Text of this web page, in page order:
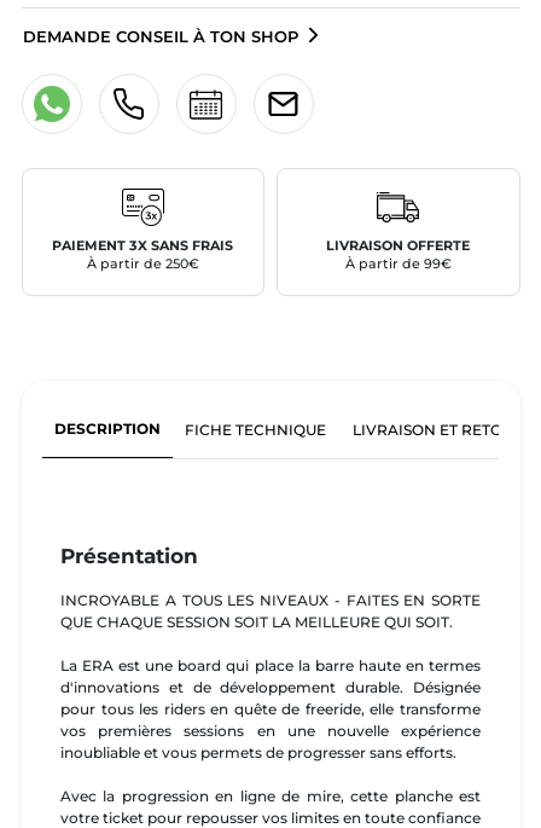
DEMANDE CONSEIL À TON SHOP
PAIEMENT 3X SANS FRAIS
À partir de 250€
LIVRAISON OFFERTE
À partir de 99€
DESCRIPTION FICHE TECHNIQUE LIVRAISON ET RETOURS
Présentation
INCROYABLE A TOUS LES NIVEAUX - FAITES EN SORTE
QUE CHAQUE SESSION SOIT LA MEILLEURE QUI SOIT.
La ERA est une board qui place la barre haute en termes
d'innovations et de développement durable. Désignée
pour tous les riders en quête de freeride, elle transforme
vos premières sessions en une nouvelle expérience
inoubliable et vous permets de progresser sans efforts.
Avec la progression en ligne de mire, cette planche est
votre ticket pour repousser vos limites en toute confiance